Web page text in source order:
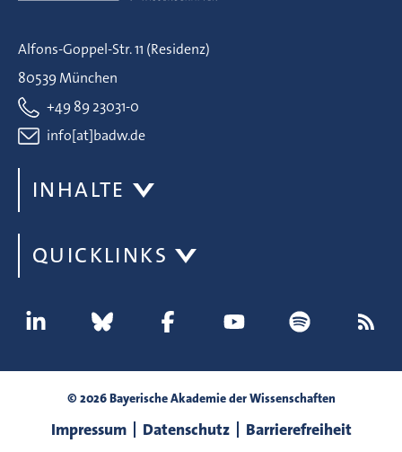
Alfons-Goppel-Str. 11 (Residenz)
80539 München
+49 89 23031-0
info[at]badw.de
INHALTE
QUICKLINKS
© 2026 Bayerische Akademie der Wissenschaften
Impressum Datenschutz Barrierefreiheit